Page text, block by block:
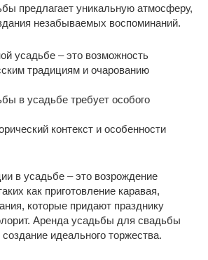
предлагает уникальную атмосферу,
незабываемых воспоминаний.
усадьбе – это возможность
традициям и очарованию
в усадьбе требует особого
контекст и особенности
в усадьбе – это возрождение
как приготовление каравая,
которые придают празднику
Аренда усадьбы для свадьбы
идеального торжества.